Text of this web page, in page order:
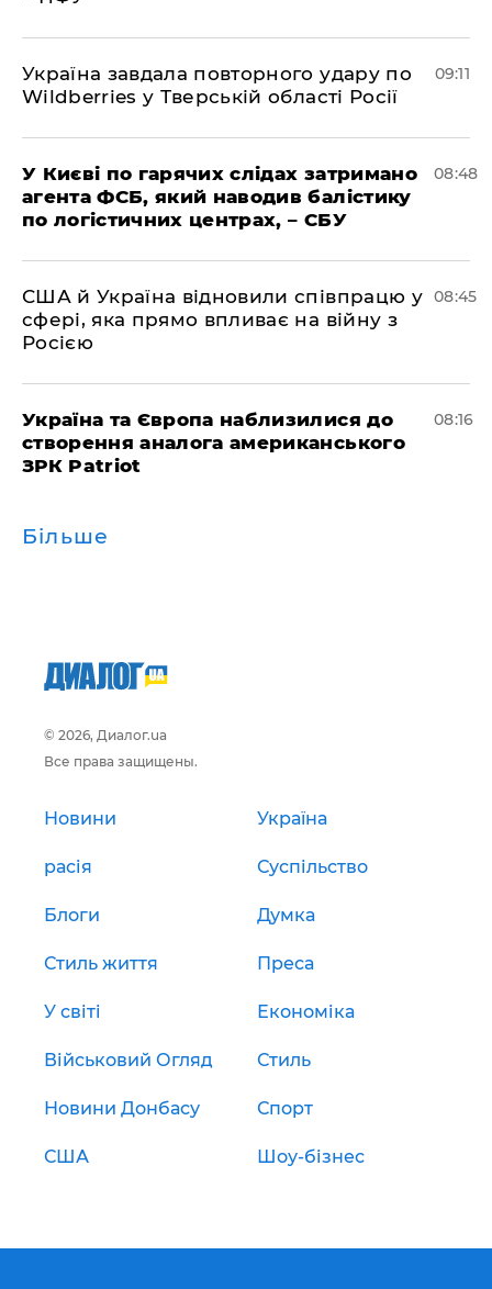
Україна завдала повторного удару по
Wildberries у Тверській області Росії
09:11
У Києві по гарячих слідах затримано
агента ФСБ, який наводив балістику
по логістичних центрах, – СБУ
08:48
США й Україна відновили співпрацю у
сфері, яка прямо впливає на війну з
Росією
08:45
Україна та Європа наблизилися до
створення аналога американського
ЗРК Patriot
08:16
Більше
© 2026, Диалог.ua
Все права защищены.
Новини Україна
расія Суспільство
Блоги Думка
Стиль життя Преса
У світі Економіка
Військовий Огляд Стиль
Новини Донбасу Спорт
США Шоу-бізнес